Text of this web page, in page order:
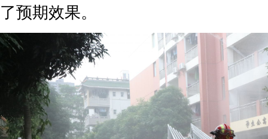
了预期效果。